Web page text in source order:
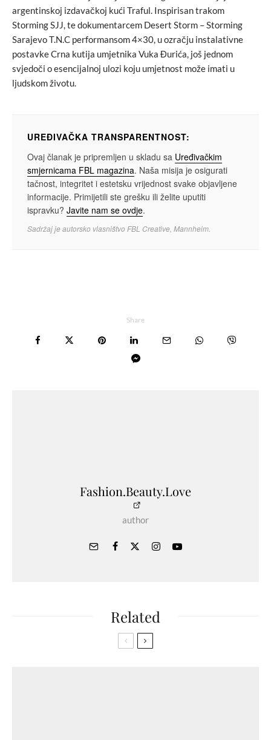
argentinskoj izdavačkoj kući Traful. Inspirisan trakom
Storming SJJ, te dokumentarcem Desert Storm – Storming
Sarajevo T.N.C performansom 4×30, u ozračju instalativne
postavke Crna kutija umjetnika Vuka Đurića, još jednom
svjedoči o esencijalnoj ulozi koju umjetnost može imati u
ljudskom životu.
UREĐIVAČKA TRANSPARENTNOST:
Ovaj članak je pripremljen u skladu sa Uređivačkim
smjernicama FBL magazina. Naša misija je osigurati
tačnost, integritet i estetsku vrijednost svake objavljene
informacije. Primijetili ste grešku ili želite uputiti
ispravku? Javite nam se ovdje.
Sadržaj je autorsko vlasništvo FBL Creative, Mannheim.
Share
Fashion.Beauty.Love
author
Related